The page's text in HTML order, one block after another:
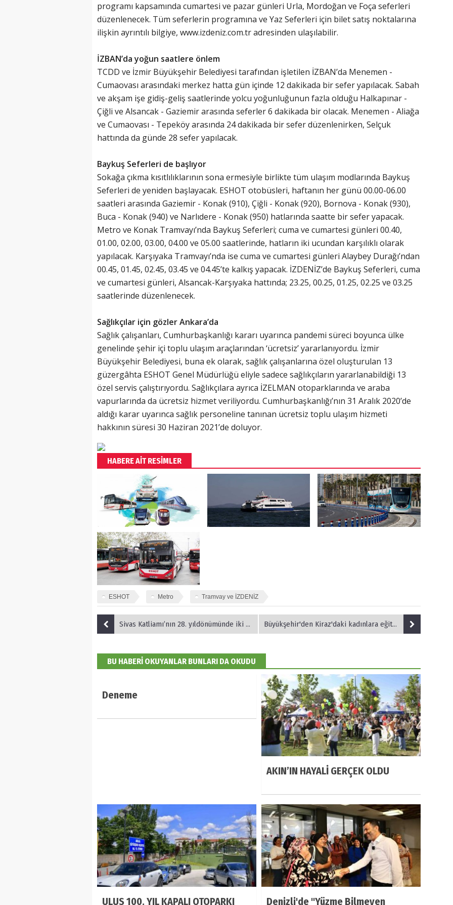
programı kapsamında cumartesi ve pazar günleri Urla, Mordoğan ve Foça seferleri
düzenlenecek. Tüm seferlerin programına ve Yaz Seferleri için bilet satış noktalarına
ilişkin ayrıntılı bilgiye, www.izdeniz.com.tr adresinden ulaşılabilir.
İZBAN’da yoğun saatlere önlem
TCDD ve İzmir Büyükşehir Belediyesi tarafından işletilen İZBAN’da Menemen -
Cumaovası arasındaki merkez hatta gün içinde 12 dakikada bir sefer yapılacak. Sabah
ve akşam işe gidiş-geliş saatlerinde yolcu yoğunluğunun fazla olduğu Halkapınar -
Çiğli ve Alsancak - Gaziemir arasında seferler 6 dakikada bir olacak. Menemen - Aliağa
ve Cumaovası - Tepeköy arasında 24 dakikada bir sefer düzenlenirken, Selçuk
hattında da günde 28 sefer yapılacak.
Baykuş Seferleri de başlıyor
Sokağa çıkma kısıtlılıklarının sona ermesiyle birlikte tüm ulaşım modlarında Baykuş
Seferleri de yeniden başlayacak. ESHOT otobüsleri, haftanın her günü 00.00-06.00
saatleri arasında Gaziemir - Konak (910), Çiğli - Konak (920), Bornova - Konak (930),
Buca - Konak (940) ve Narlıdere - Konak (950) hatlarında saatte bir sefer yapacak.
Metro ve Konak Tramvayı’nda Baykuş Seferleri; cuma ve cumartesi günleri 00.40,
01.00, 02.00, 03.00, 04.00 ve 05.00 saatlerinde, hatların iki ucundan karşılıklı olarak
yapılacak. Karşıyaka Tramvayı’nda ise cuma ve cumartesi günleri Alaybey Durağı’ndan
00.45, 01.45, 02.45, 03.45 ve 04.45’te kalkış yapacak. İZDENİZ’de Baykuş Seferleri, cuma
ve cumartesi günleri, Alsancak-Karşıyaka hattında; 23.25, 00.25, 01.25, 02.25 ve 03.25
saatlerinde düzenlenecek.
Sağlıkçılar için gözler Ankara’da
Sağlık çalışanları, Cumhurbaşkanlığı kararı uyarınca pandemi süreci boyunca ülke
genelinde şehir içi toplu ulaşım araçlarından ‘ücretsiz’ yararlanıyordu. İzmir
Büyükşehir Belediyesi, buna ek olarak, sağlık çalışanlarına özel oluşturulan 13
güzergâhta ESHOT Genel Müdürlüğü eliyle sadece sağlıkçıların yararlanabildiği 13
özel servis çalıştırıyordu. Sağlıkçılara ayrıca İZELMAN otoparklarında ve araba
vapurlarında da ücretsiz hizmet veriliyordu. Cumhurbaşkanlığı’nın 31 Aralık 2020’de
aldığı karar uyarınca sağlık personeline tanınan ücretsiz toplu ulaşım hizmeti
hakkının süresi 30 Haziran 2021’de doluyor.
HABERE AİT RESİMLER
ESHOT Metro Tramvay ve İZDENİZ
Sivas Katliamı’nın 28. yıldönümünde iki şairin izinde Büyükşehir'den Kiraz'daki kadınlara eğitim
BU HABERİ OKUYANLAR BUNLARI DA OKUDU
Deneme
AKIN’IN HAYALİ GERÇEK OLDU
ULUS 100. YIL KAPALI OTOPARKI Denizli'de "Yüzme Bilmeyen